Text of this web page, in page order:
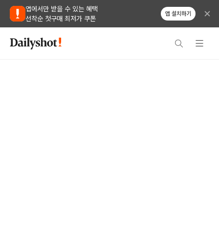
앱에서만 받을 수 있는 혜택
선착순 첫구매 최저가 쿠폰
앱 설치하기